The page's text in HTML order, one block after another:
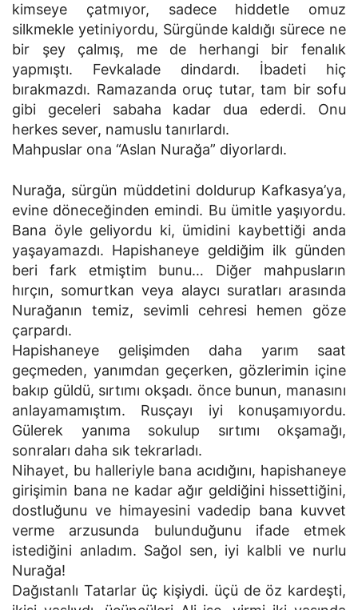
kimseye çatmıyor, sadece hiddetle omuz
silkmekle yetiniyordu, Sürgünde kaldığı sürece ne
bir şey çalmış, me de herhangi bir fenalık
yapmıştı. Fevkalade dindardı. İbadeti hiç
bırakmazdı. Ramazanda oruç tutar, tam bir sofu
gibi geceleri sabaha kadar dua ederdi. Onu
herkes sever, namuslu tanırlardı.
Mahpuslar ona “Aslan Nurağa” diyorlardı.
Nurağa, sürgün müddetini doldurup Kafkasya’ya,
evine döneceğinden emindi. Bu ümitle yaşıyordu.
Bana öyle geliyordu ki, ümidini kaybettiği anda
yaşayamazdı. Hapishaneye geldiğim ilk günden
beri fark etmiştim bunu… Diğer mahpusların
hırçın, somurtkan veya alaycı suratları arasında
Nurağanın temiz, sevimli cehresi hemen göze
çarpardı.
Hapishaneye gelişimden daha yarım saat
geçmeden, yanımdan geçerken, gözlerimin içine
bakıp güldü, sırtımı okşadı. önce bunun, manasını
anlayamamıştım. Rusçayı iyi konuşamıyordu.
Gülerek yanıma sokulup sırtımı okşamağı,
sonraları daha sık tekrarladı.
Nihayet, bu halleriyle bana acıdığını, hapishaneye
girişimin bana ne kadar ağır geldiğini hissettiğini,
dostluğunu ve himayesini vadedip bana kuvvet
verme arzusunda bulunduğunu ifade etmek
istediğini anladım. Sağol sen, iyi kalbli ve nurlu
Nurağa!
Dağıstanlı Tatarlar üç kişiydi. üçü de öz kardeşti,